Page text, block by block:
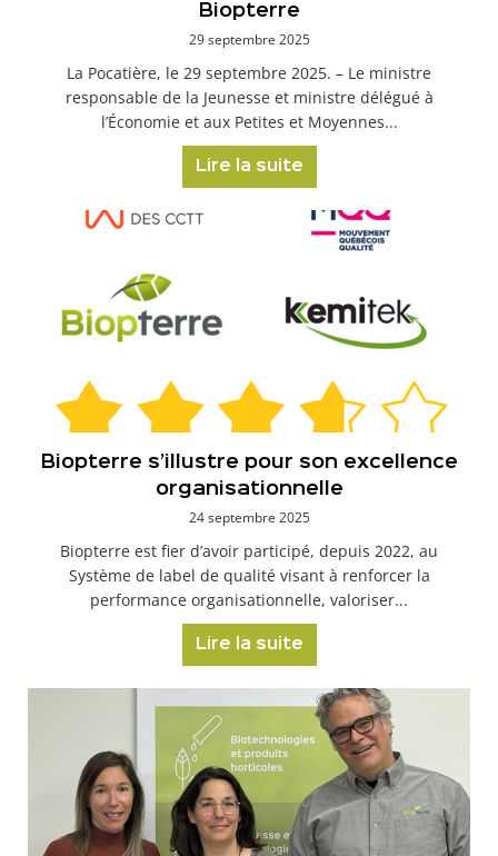
Biopterre
29 septembre 2025
La Pocatière, le 29 septembre 2025. – Le ministre
responsable de la Jeunesse et ministre délégué à
l’Économie et aux Petites et Moyennes...
Lire la suite
Biopterre s’illustre pour son excellence
organisationnelle
24 septembre 2025
Biopterre est fier d’avoir participé, depuis 2022, au
Système de label de qualité visant à renforcer la
performance organisationnelle, valoriser...
Lire la suite